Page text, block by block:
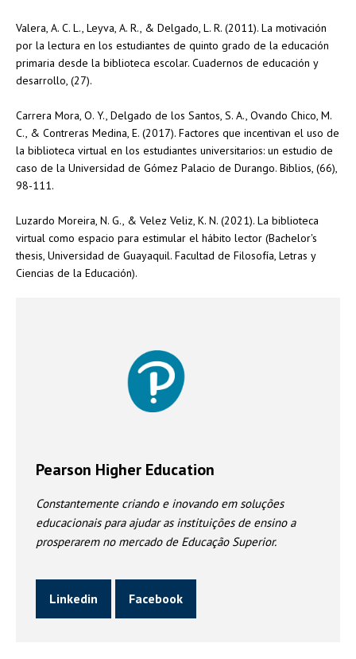
Valera, A. C. L., Leyva, A. R., & Delgado, L. R. (2011). La motivación
por la lectura en los estudiantes de quinto grado de la educación
primaria desde la biblioteca escolar. Cuadernos de educación y
desarrollo, (27).
Carrera Mora, O. Y., Delgado de los Santos, S. A., Ovando Chico, M.
C., & Contreras Medina, E. (2017). Factores que incentivan el uso de
la biblioteca virtual en los estudiantes universitarios: un estudio de
caso de la Universidad de Gómez Palacio de Durango. Biblios, (66),
98-111.
Luzardo Moreira, N. G., & Velez Veliz, K. N. (2021). La biblioteca
virtual como espacio para estimular el hábito lector (Bachelor's
thesis, Universidad de Guayaquil. Facultad de Filosofía, Letras y
Ciencias de la Educación).
Pearson Higher Education
Constantemente criando e inovando em soluções
educacionais para ajudar as instituições de ensino a
prosperarem no mercado de Educação Superior.
Linkedin Facebook